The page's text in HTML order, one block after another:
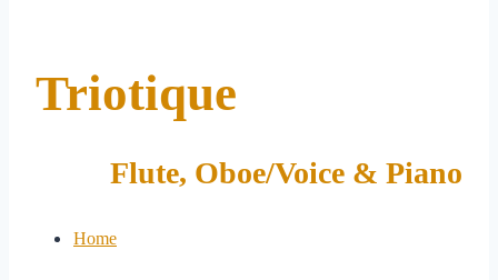
Triotique
Flute, Oboe/Voice & Piano
Home